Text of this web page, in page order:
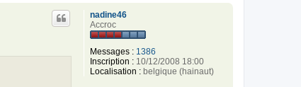
nadine46
Accroc
Messages : 1386
Inscription : 10/12/2008 18:00
Localisation : belgique (hainaut)